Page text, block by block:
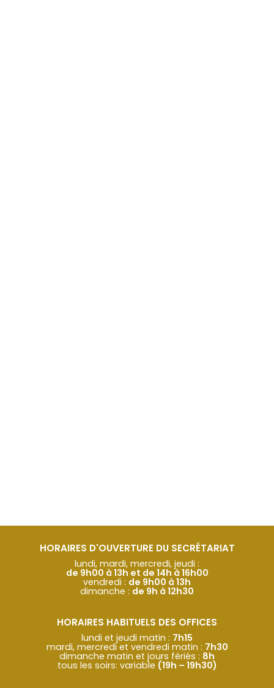
HORAIRES D'OUVERTURE DU SECRÉTARIAT
lundi, mardi, mercredi, jeudi :
de 9h00 à 13h et de 14h à 16h00
vendredi : de 9h00 à 13h
dimanche : de 9h à 12h30
HORAIRES HABITUELS DES OFFICES
lundi et jeudi matin : 7h15
mardi, mercredi et vendredi matin : 7h30
dimanche matin et jours fériés : 8h
tous les soirs: variable (19h – 19h30)